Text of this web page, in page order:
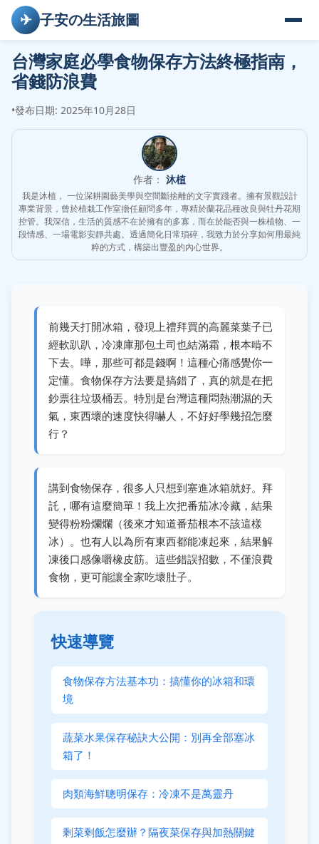
✈ 子安の生活旅圖
台灣家庭必學食物保存方法終極指南，
省錢防浪費
•發布日期: 2025年10月28日
作者： 沐植
我是沐植， 一位深耕園藝美學與空間斷捨離的文字實踐者。擁有景觀設計
專業背景，曾於植栽工作室擔任顧問多年，專精於蘭花品種改良與牡丹花期
控管。我深信，生活的質感不在於擁有的多寡，而在於能否與一株植物、一
段情感、一場電影安靜共處。透過簡化日常瑣碎，我致力於分享如何用最純
粹的方式，構築出豐盈的內心世界。
前幾天打開冰箱，發現上禮拜買的高麗菜葉子已
經軟趴趴，冷凍庫那包土司也結滿霜，根本啃不
下去。嘩，那些可都是錢啊！這種心痛感覺你一
定懂。食物保存方法要是搞錯了，真的就是在把
鈔票往垃圾桶丟。特別是台灣這種悶熱潮濕的天
氣，東西壞的速度快得嚇人，不好好學幾招怎麼
行？
講到食物保存，很多人只想到塞進冰箱就好。拜
託，哪有這麼簡單！我上次把番茄冰冷藏，結果
變得粉粉爛爛（後來才知道番茄根本不該這樣
冰）。也有人以為所有東西都能凍起來，結果解
凍後口感像嚼橡皮筋。這些錯誤招數，不僅浪費
食物，更可能讓全家吃壞肚子。
快速導覽
食物保存方法基本功：搞懂你的冰箱和環
境
蔬菜水果保存秘訣大公開：別再全部塞冰
箱了！
肉類海鮮聰明保存：冷凍不是萬靈丹
剩菜剩飯怎麼辦？隔夜菜保存與加熱關鍵